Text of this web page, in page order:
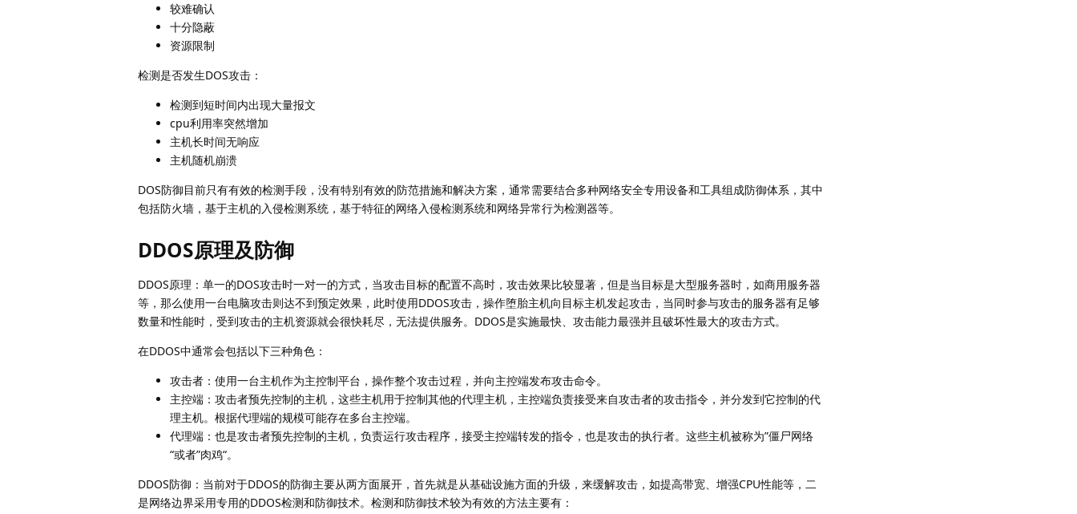
较难确认
十分隐蔽
资源限制
检测是否发生DOS攻击：
检测到短时间内出现大量报文
cpu利用率突然增加
主机长时间无响应
主机随机崩溃
DOS防御目前只有有效的检测手段，没有特别有效的防范措施和解决方案，通常需要结合多种网络安全专用设备和工具组成防御体系，其中
包括防火墙，基于主机的入侵检测系统，基于特征的网络入侵检测系统和网络异常行为检测器等。
DDOS原理及防御
DDOS原理：单一的DOS攻击时一对一的方式，当攻击目标的配置不高时，攻击效果比较显著，但是当目标是大型服务器时，如商用服务器
等，那么使用一台电脑攻击则达不到预定效果，此时使用DDOS攻击，操作堕胎主机向目标主机发起攻击，当同时参与攻击的服务器有足够
数量和性能时，受到攻击的主机资源就会很快耗尽，无法提供服务。DDOS是实施最快、攻击能力最强并且破坏性最大的攻击方式。
在DDOS中通常会包括以下三种角色：
攻击者：使用一台主机作为主控制平台，操作整个攻击过程，并向主控端发布攻击命令。
主控端：攻击者预先控制的主机，这些主机用于控制其他的代理主机，主控端负责接受来自攻击者的攻击指令，并分发到它控制的代
理主机。根据代理端的规模可能存在多台主控端。
代理端：也是攻击者预先控制的主机，负责运行攻击程序，接受主控端转发的指令，也是攻击的执行者。这些主机被称为”僵尸网络
“或者”肉鸡“。
DDOS防御：当前对于DDOS的防御主要从两方面展开，首先就是从基础设施方面的升级，来缓解攻击，如提高带宽、增强CPU性能等，二
是网络边界采用专用的DDOS检测和防御技术。检测和防御技术较为有效的方法主要有：